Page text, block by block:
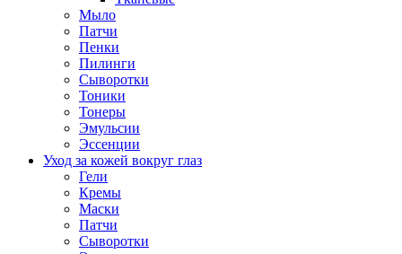
Мыло
Патчи
Пенки
Пилинги
Сыворотки
Тоники
Тонеры
Эмульсии
Эссенции
Уход за кожей вокруг глаз
Гели
Кремы
Маски
Патчи
Сыворотки